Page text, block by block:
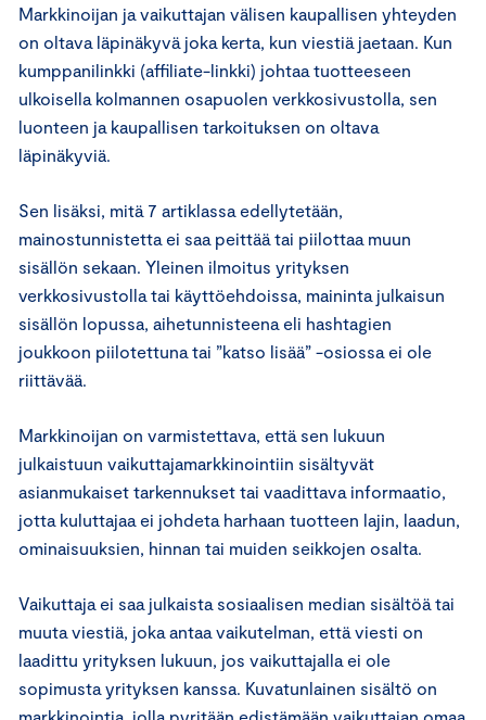
Markkinoijan ja vaikuttajan välisen kaupallisen yhteyden
on oltava läpinäkyvä joka kerta, kun viestiä jaetaan. Kun
kumppanilinkki (affiliate-linkki) johtaa tuotteeseen
ulkoisella kolmannen osapuolen verkkosivustolla, sen
luonteen ja kaupallisen tarkoituksen on oltava
läpinäkyviä.
Sen lisäksi, mitä 7 artiklassa edellytetään,
mainostunnistetta ei saa peittää tai piilottaa muun
sisällön sekaan. Yleinen ilmoitus yrityksen
verkkosivustolla tai käyttöehdoissa, maininta julkaisun
sisällön lopussa, aihetunnisteena eli hashtagien
joukkoon piilotettuna tai ”katso lisää” -osiossa ei ole
riittävää.
Markkinoijan on varmistettava, että sen lukuun
julkaistuun vaikuttajamarkkinointiin sisältyvät
asianmukaiset tarkennukset tai vaadittava informaatio,
jotta kuluttajaa ei johdeta harhaan tuotteen lajin, laadun,
ominaisuuksien, hinnan tai muiden seikkojen osalta.
Vaikuttaja ei saa julkaista sosiaalisen median sisältöä tai
muuta viestiä, joka antaa vaikutelman, että viesti on
laadittu yrityksen lukuun, jos vaikuttajalla ei ole
sopimusta yrityksen kanssa. Kuvatunlainen sisältö on